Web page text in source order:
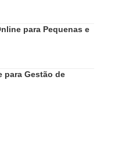
para Pequenas e
para Gestão de